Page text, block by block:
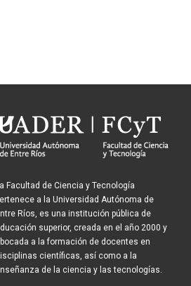
Facultad de Ciencia y Tecnología
a la Universidad Autónoma de
Ríos, es una institución pública de
superior, creada en el año 2000 y
a la formación de docentes en
científicas, así como a la
de la ciencia y las tecnologías.